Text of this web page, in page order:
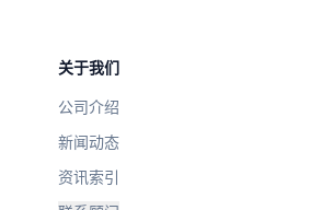
关于我们
公司介绍
新闻动态
资讯索引